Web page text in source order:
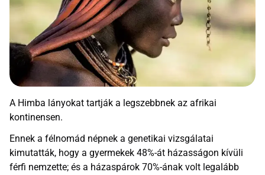
A Himba lányokat tartják a legszebbnek az afrikai
kontinensen.
Ennek a félnomád népnek a genetikai vizsgálatai
kimutatták, hogy a gyermekek 48%-át házasságon kívüli
férfi nemzette; és a házaspárok 70%-ának volt legalább